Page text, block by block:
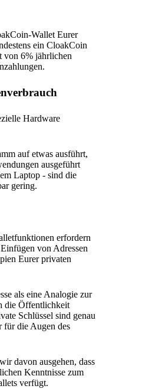
Wallet Eurer
ein CloakCoin
von 6% jährlichen
Hardware
auf etwas ausführt,
ausgeführt
Laptop - sind die
gering.
erfordern
von Adressen
Eurer privaten
als eine Analogie zur
die Öffentlichkeit
Schlüssel sind genau
für die Augen des
davon ausgehen, dass
Kenntnisse zum
verfügt.